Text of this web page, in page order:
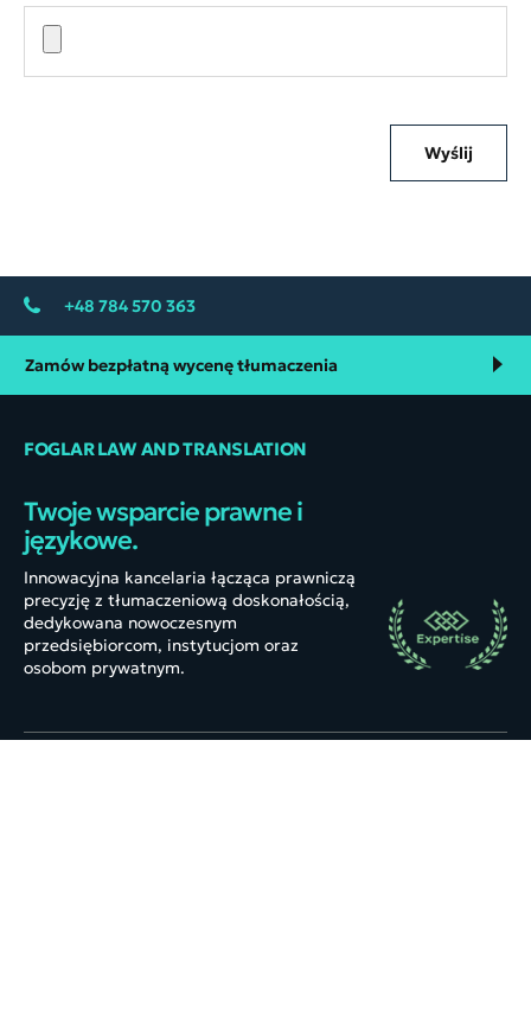
Wyślij
+48 784 570 363
Zamów bezpłatną wycenę tłumaczenia
FOGLAR LAW AND TRANSLATION
Twoje wsparcie prawne i
językowe.
Innowacyjna kancelaria łącząca prawniczą
precyzję z tłumaczeniową doskonałością,
dedykowana nowoczesnym
przedsiębiorcom, instytucjom oraz
osobom prywatnym.